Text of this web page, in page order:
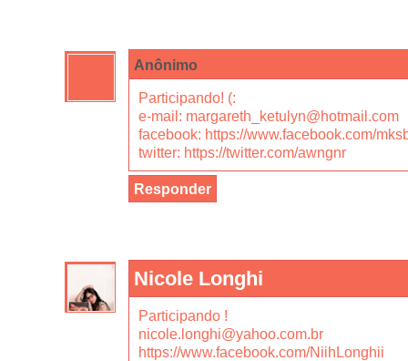
Anônimo
Participando! (:
e-mail: margareth_ketulyn@hotmail.com
facebook: https://www.facebook.com/
twitter: https://twitter.com/awngnr
Responder
Nicole Longhi
Participando !
nicole.longhi@yahoo.com.br
https://www.facebook.com/NiihLonghii